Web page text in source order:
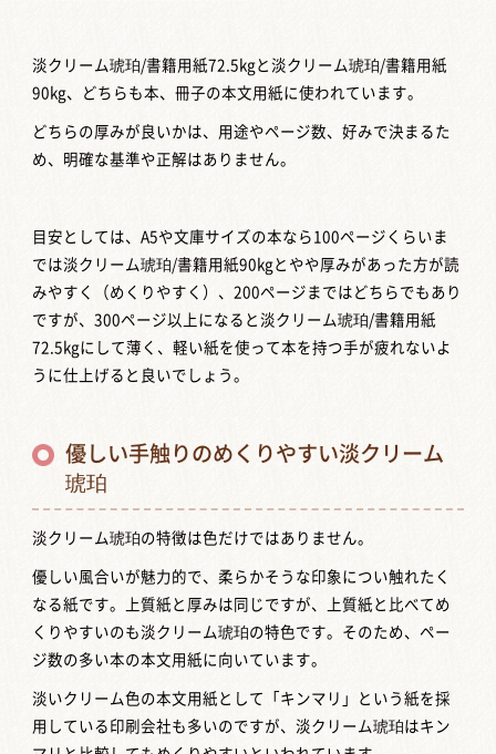
淡クリーム琥珀/書籍用紙72.5kgと淡クリーム琥珀/書籍用紙
90kg、どちらも本、冊子の本文用紙に使われています。
どちらの厚みが良いかは、用途やページ数、好みで決まるた
め、明確な基準や正解はありません。
目安としては、A5や文庫サイズの本なら100ページくらいま
では淡クリーム琥珀/書籍用紙90kgとやや厚みがあった方が読
みやすく（めくりやすく）、200ページまではどちらでもあり
ですが、300ページ以上になると淡クリーム琥珀/書籍用紙
72.5kgにして薄く、軽い紙を使って本を持つ手が疲れないよ
うに仕上げると良いでしょう。
優しい手触りのめくりやすい淡クリーム
琥珀
淡クリーム琥珀の特徴は色だけではありません。
優しい風合いが魅力的で、柔らかそうな印象につい触れたく
なる紙です。上質紙と厚みは同じですが、上質紙と比べてめ
くりやすいのも淡クリーム琥珀の特色です。そのため、ペー
ジ数の多い本の本文用紙に向いています。
淡いクリーム色の本文用紙として「キンマリ」という紙を採
用している印刷会社も多いのですが、淡クリーム琥珀はキン